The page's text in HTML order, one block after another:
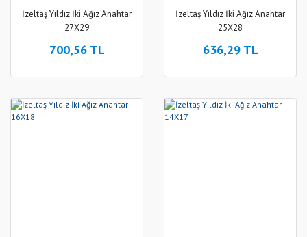
İzeltaş Yıldız İki Ağız Anahtar
27X29
700,56 TL
İzeltaş Yıldız İki Ağız Anahtar
25X28
636,29 TL